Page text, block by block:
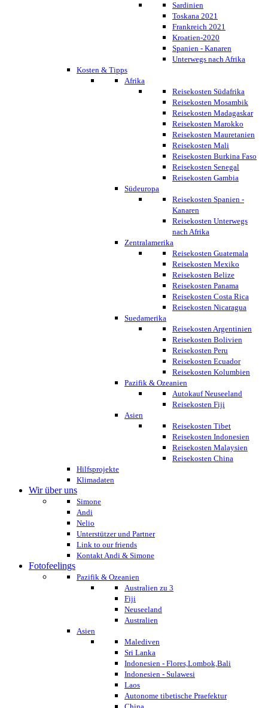
Sardinien
Toskana 2021
Frankreich 2021
Kroatien-2020
Spanien - Kanaren
Unterwegs nach Afrika
Kosten & Tipps
Afrika
Reisekosten Südafrika
Reisekosten Mosambik
Reisekosten Madagaskar
Reisekosten Marokko
Reisekosten Mauretanien
Reisekosten Mali
Reisekosten Burkina Faso
Reisekosten Senegal
Reisekosten Gambia
Südeuropa
Reisekosten Spanien -
Kanaren
Reisekosten Unterwegs
nach Afrika
Zentralamerika
Reisekosten Guatemala
Reisekosten Mexiko
Reisekosten Belize
Reisekosten Panama
Reisekosten Costa Rica
Reisekosten Nicaragua
Suedamerika
Reisekosten Argentinien
Reisekosten Bolivien
Reisekosten Peru
Reisekosten Ecuador
Reisekosten Kolumbien
Pazifik & Ozeanien
Autokauf Neuseeland
Reisekosten Fiji
Asien
Reisekosten Tibet
Reisekosten Indonesien
Reisekosten Malaysien
Reisekosten China
Hilfsprojekte
Klimadaten
Wir über uns
Simone
Andi
Nelio
Unterstützer und Partner
Link to our friends
Kontakt Andi & Simone
Fotofeelings
Pazifik & Ozeanien
Australien zu 3
Fiji
Neuseeland
Australien
Asien
Malediven
Sri Lanka
Indonesien - Flores,Lombok,Bali
Indonesien - Sulawesi
Laos
Autonome tibetische Praefektur